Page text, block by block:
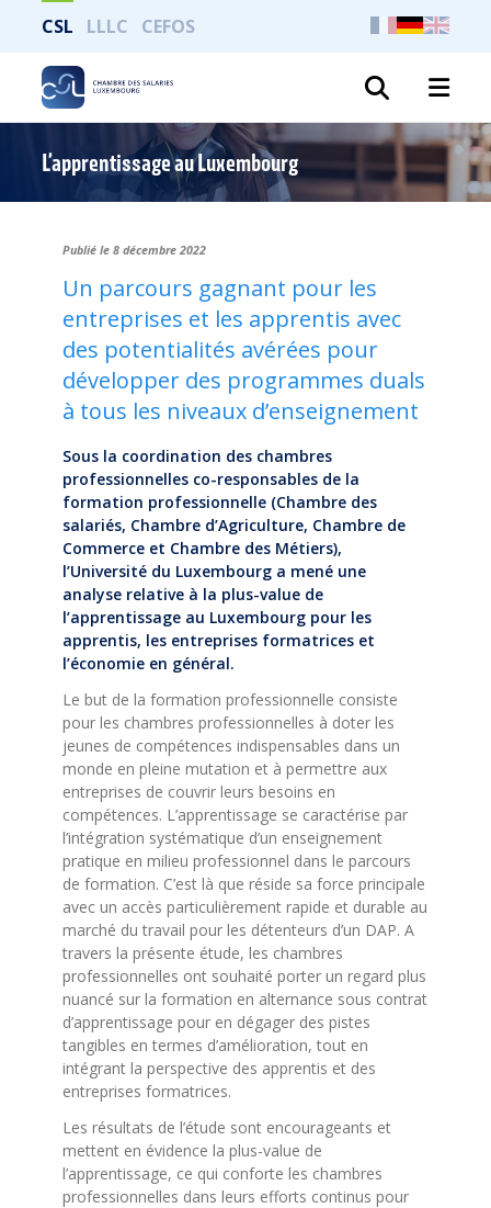
CSL LLLC CEFOS
L’apprentissage au Luxembourg
Publié le 8 décembre 2022
Un parcours gagnant pour les
entreprises et les apprentis avec
des potentialités avérées pour
développer des programmes duals
à tous les niveaux d’enseignement
Sous la coordination des chambres
professionnelles co-responsables de la
formation professionnelle (Chambre des
salariés, Chambre d’Agriculture, Chambre de
Commerce et Chambre des Métiers),
l’Université du Luxembourg a mené une
analyse relative à la plus-value de
l’apprentissage au Luxembourg pour les
apprentis, les entreprises formatrices et
l’économie en général.
Le but de la formation professionnelle consiste
pour les chambres professionnelles à doter les
jeunes de compétences indispensables dans un
monde en pleine mutation et à permettre aux
entreprises de couvrir leurs besoins en
compétences. L’apprentissage se caractérise par
l’intégration systématique d’un enseignement
pratique en milieu professionnel dans le parcours
de formation. C’est là que réside sa force principale
avec un accès particulièrement rapide et durable au
marché du travail pour les détenteurs d’un DAP. A
travers la présente étude, les chambres
professionnelles ont souhaité porter un regard plus
nuancé sur la formation en alternance sous contrat
d’apprentissage pour en dégager des pistes
tangibles en termes d’amélioration, tout en
intégrant la perspective des apprentis et des
entreprises formatrices.
Les résultats de l’étude sont encourageants et
mettent en évidence la plus-value de
l’apprentissage, ce qui conforte les chambres
professionnelles dans leurs efforts continus pour